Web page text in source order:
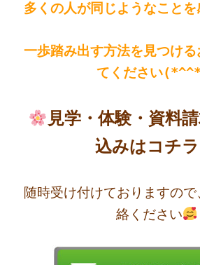
多くの人が同じようなことを
一歩踏み出す方法を見つけ
てください
見学・体験・資料
込みはコチラ
随時受け付けておりますの
絡ください